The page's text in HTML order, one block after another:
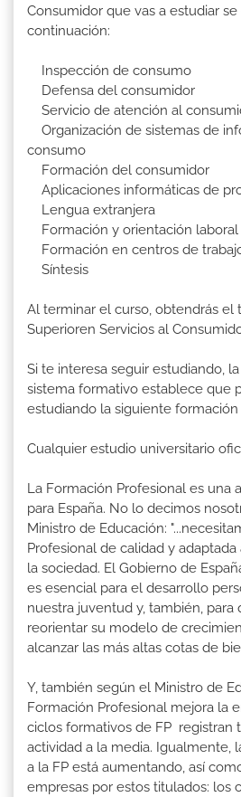
Consumidor que vas a estudiar
continuación:
Inspección de consumo
Defensa del consumidor
Servicio de atención al
Organización de sistemas de
consumo
Formación del consumidor
Aplicaciones informáticas de
Lengua extranjera
Formación y orientación laboral
Formación en centros de
Síntesis
Al terminar el curso, obtendrás el
Superioren Servicios al
Si te interesa seguir estudiando,
sistema formativo establece que
estudiando la siguiente formación
Cualquier estudio universitario
La Formación Profesional es una
para España. No lo decimos
Ministro de Educación:
Profesional de calidad y
la sociedad. El Gobierno de
es esencial para el desarrollo
nuestra juventud y, también, para
reorientar su modelo de
alcanzar las más altas cotas de
Y, también según el Ministro de
Formación Profesional mejora la
ciclos formativos de FP registran
actividad a la media. Igualmente,
a la FP está aumentando, así
empresas por estos titulados: los